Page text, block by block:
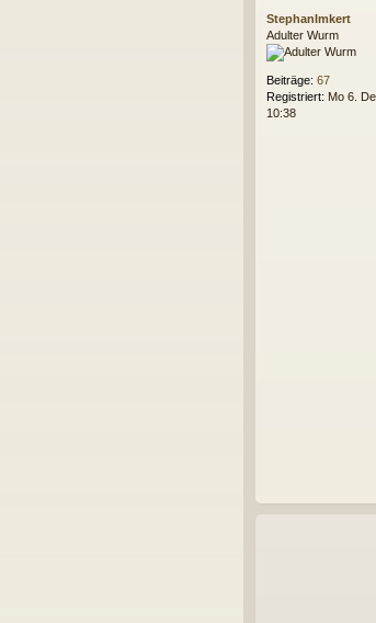
StephanImkert
Adulter Wurm
Beiträge: 67
Registriert: Mo 6.
10:38